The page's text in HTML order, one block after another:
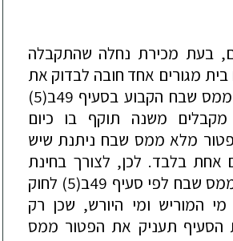
, בעת מכירת נחלה שהתקבלה
בית מגורים אחד חובה לבדוק את
ממס שבח הקבוע בסעיף 49ב(5)
מקבלים משנה תוקף בו כיום
פטור מלא ממס שבח ניתנת שיש
אחתבלבד. לכן, לצורךבחינת
שבח לפי סעיף 49ב(5)
לחוק
מי המוריש ומי היורש, שכן רק
הסעיף תעניק את הפטור ממס